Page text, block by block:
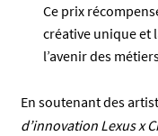
Ce prix
créative unique et
l’avenir des
En soutenant des
d’innovation Lexus x